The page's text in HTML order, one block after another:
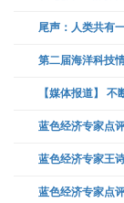
尾声：人类共有
蓝色经济专家点
蓝色经济专家点